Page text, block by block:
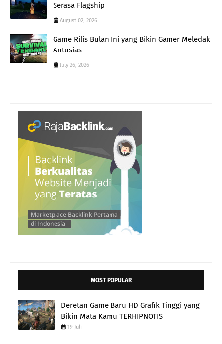
Serasa Flagship
August 02, 2026
Game Rilis Bulan Ini yang Bikin Gamer Meledak
Antusias
July 26, 2026
MOST POPULAR
Deretan Game Baru HD Grafik Tinggi yang
Bikin Mata Kamu TERHIPNOTIS
19 Juli